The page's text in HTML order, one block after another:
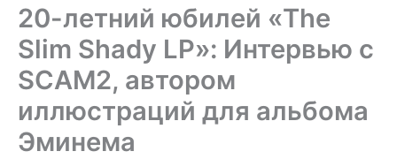
20-летний юбилей «The
Slim Shady LP»: Интервью с
SCAM2, автором
иллюстраций для альбома
Эминема